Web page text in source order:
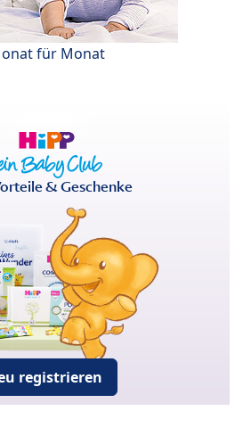
für Monat
& Geschenke
registrieren